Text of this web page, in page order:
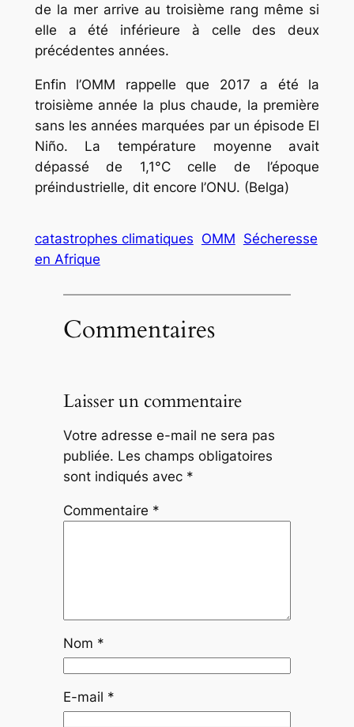
de la mer arrive au troisième rang même si
elle a été inférieure à celle des deux
précédentes années.
Enfin l’OMM rappelle que 2017 a été la
troisième année la plus chaude, la première
sans les années marquées par un épisode El
Niño. La température moyenne avait
dépassé de 1,1°C celle de l’époque
préindustrielle, dit encore l’ONU. (Belga)
catastrophes climatiques OMM Sécheresse
en Afrique
Commentaires
Laisser un commentaire
Votre adresse e-mail ne sera pas
publiée. Les champs obligatoires
sont indiqués avec *
Commentaire *
Nom *
E-mail *